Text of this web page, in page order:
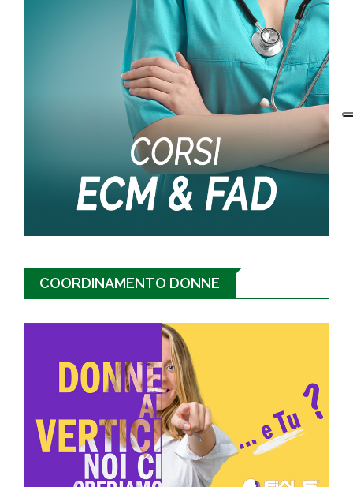
COORDINAMENTO DONNE